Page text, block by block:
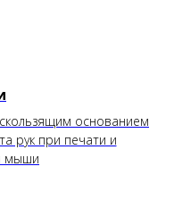
основанием
рук при печати и
мыши